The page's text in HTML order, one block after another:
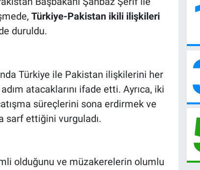
Türkiye-Pakistan ikili ilişkileri
duruldu.
Türkiye ile Pakistan ilişkilerini her
atacaklarını ifade etti. Ayrıca, iki
süreçlerini sona erdirmek ve
sarf ettiğini vurguladı.
olduğunu ve müzakerelerin olumlu